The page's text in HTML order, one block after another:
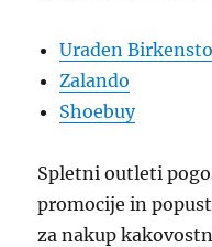
Uraden
Zalando
Shoebuy
Spletni outleti
promocije in
za nakup